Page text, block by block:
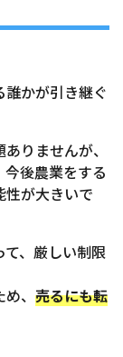
かが引き継ぐ
りませんが、
後農業をする
性が大きいで
、厳しい制限
、 売るにも転